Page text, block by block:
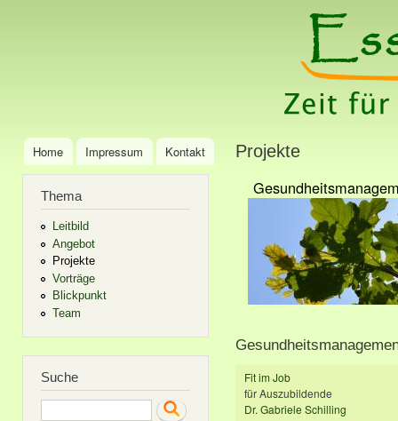
Main menu
Home Impressum Kontakt
Thema
Leitbild
Angebot
Projekte
Vorträge
Blickpunkt
Team
Suche
Search
Projekte
Fit im Job
für Auszubildende
Dr. Gabriele Schilling